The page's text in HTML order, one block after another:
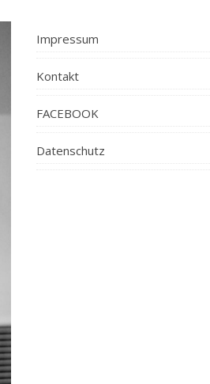
Impressum
Kontakt
FACEBOOK
Datenschutz